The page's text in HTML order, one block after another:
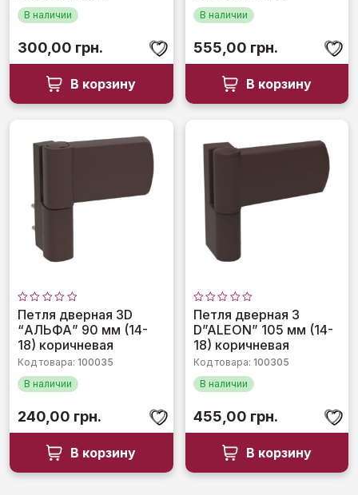
В наличии
300,00 грн.
В корзину
В наличии
555,00 грн.
В корзину
Оценка
0
из
5
Петля дверная 3D
“АЛЬФА” 90 мм (14-
18) коричневая
Код товара: 100035
В наличии
240,00 грн.
В корзину
Оценка
0
из
5
Петля дверная 3
D”ALEON” 105 мм (14-
18) коричневая
Код товара: 100305
В наличии
455,00 грн.
В корзину